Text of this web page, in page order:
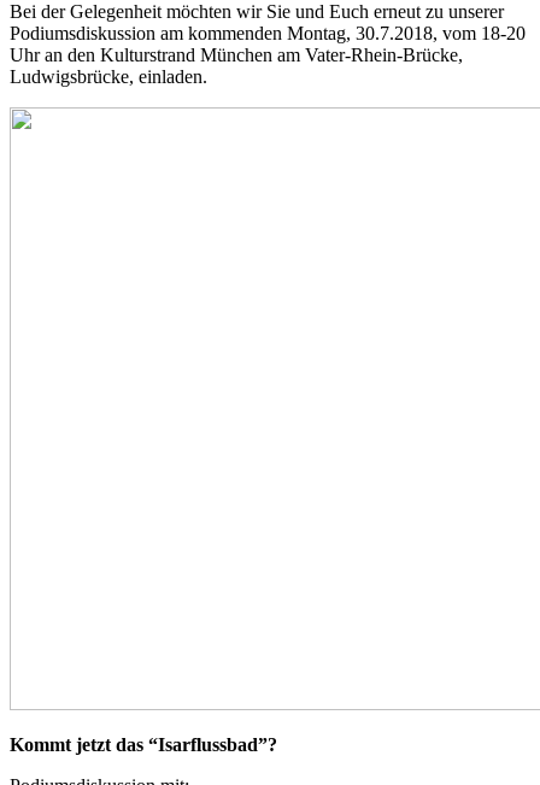
Bei der Gelegenheit möchten wir Sie und Euch erneut zu unserer
Podiumsdiskussion am kommenden Montag, 30.7.2018, vom 18-20
Uhr an den Kulturstrand München am Vater-Rhein-Brücke,
Ludwigsbrücke, einladen.
Kommt jetzt das “Isarflussbad”?